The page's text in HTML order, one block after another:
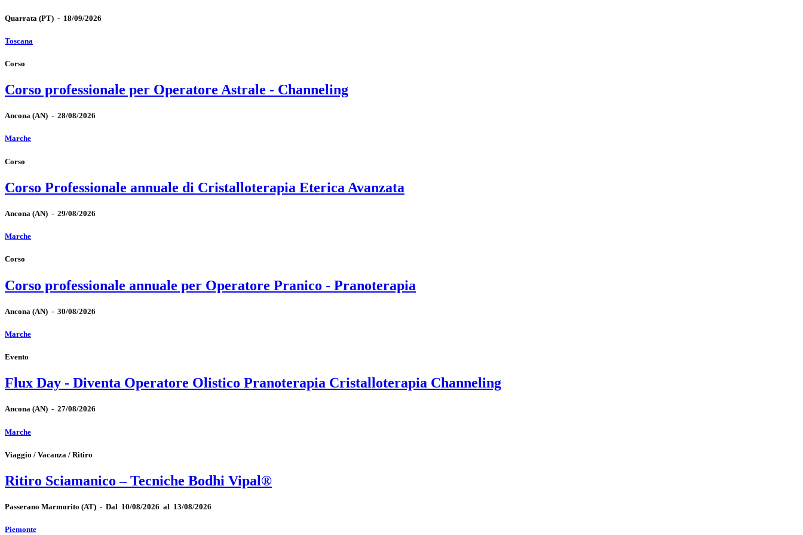
Quarrata (PT) - 18/09/2026
Toscana
Corso
Corso professionale per Operatore Astrale - Channeling
Ancona (AN) - 28/08/2026
Marche
Corso
Corso Professionale annuale di Cristalloterapia Eterica Avanzata
Ancona (AN) - 29/08/2026
Marche
Corso
Corso professionale annuale per Operatore Pranico - Pranoterapia
Ancona (AN) - 30/08/2026
Marche
Evento
Flux Day - Diventa Operatore Olistico Pranoterapia Cristalloterapia Channeling
Ancona (AN) - 27/08/2026
Marche
Viaggio / Vacanza / Ritiro
Ritiro Sciamanico – Tecniche Bodhi Vipal®
Passerano Marmorito (AT) - Dal 10/08/2026 al 13/08/2026
Piemonte